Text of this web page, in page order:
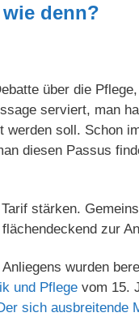
denn?
über die
serviert, man
werden soll. Schon
diesen Passus
stärken.
zur
wurden
und Pflege vom 15.
sich ausbreitende